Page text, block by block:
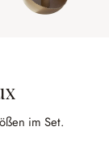
im Set.